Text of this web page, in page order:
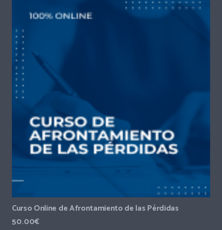
Curso Online de Afrontamiento de las Pérdidas
50.00€